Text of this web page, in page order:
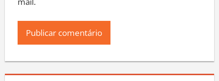
mail.